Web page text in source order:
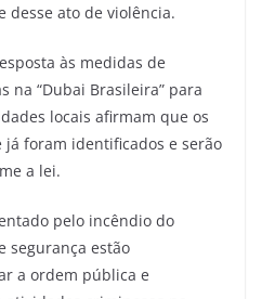
desse ato de violência.
às medidas de
na “Dubai Brasileira” para
locais afirmam que os
já foram identificados e serão
a lei.
pelo incêndio do
segurança estão
a ordem pública e